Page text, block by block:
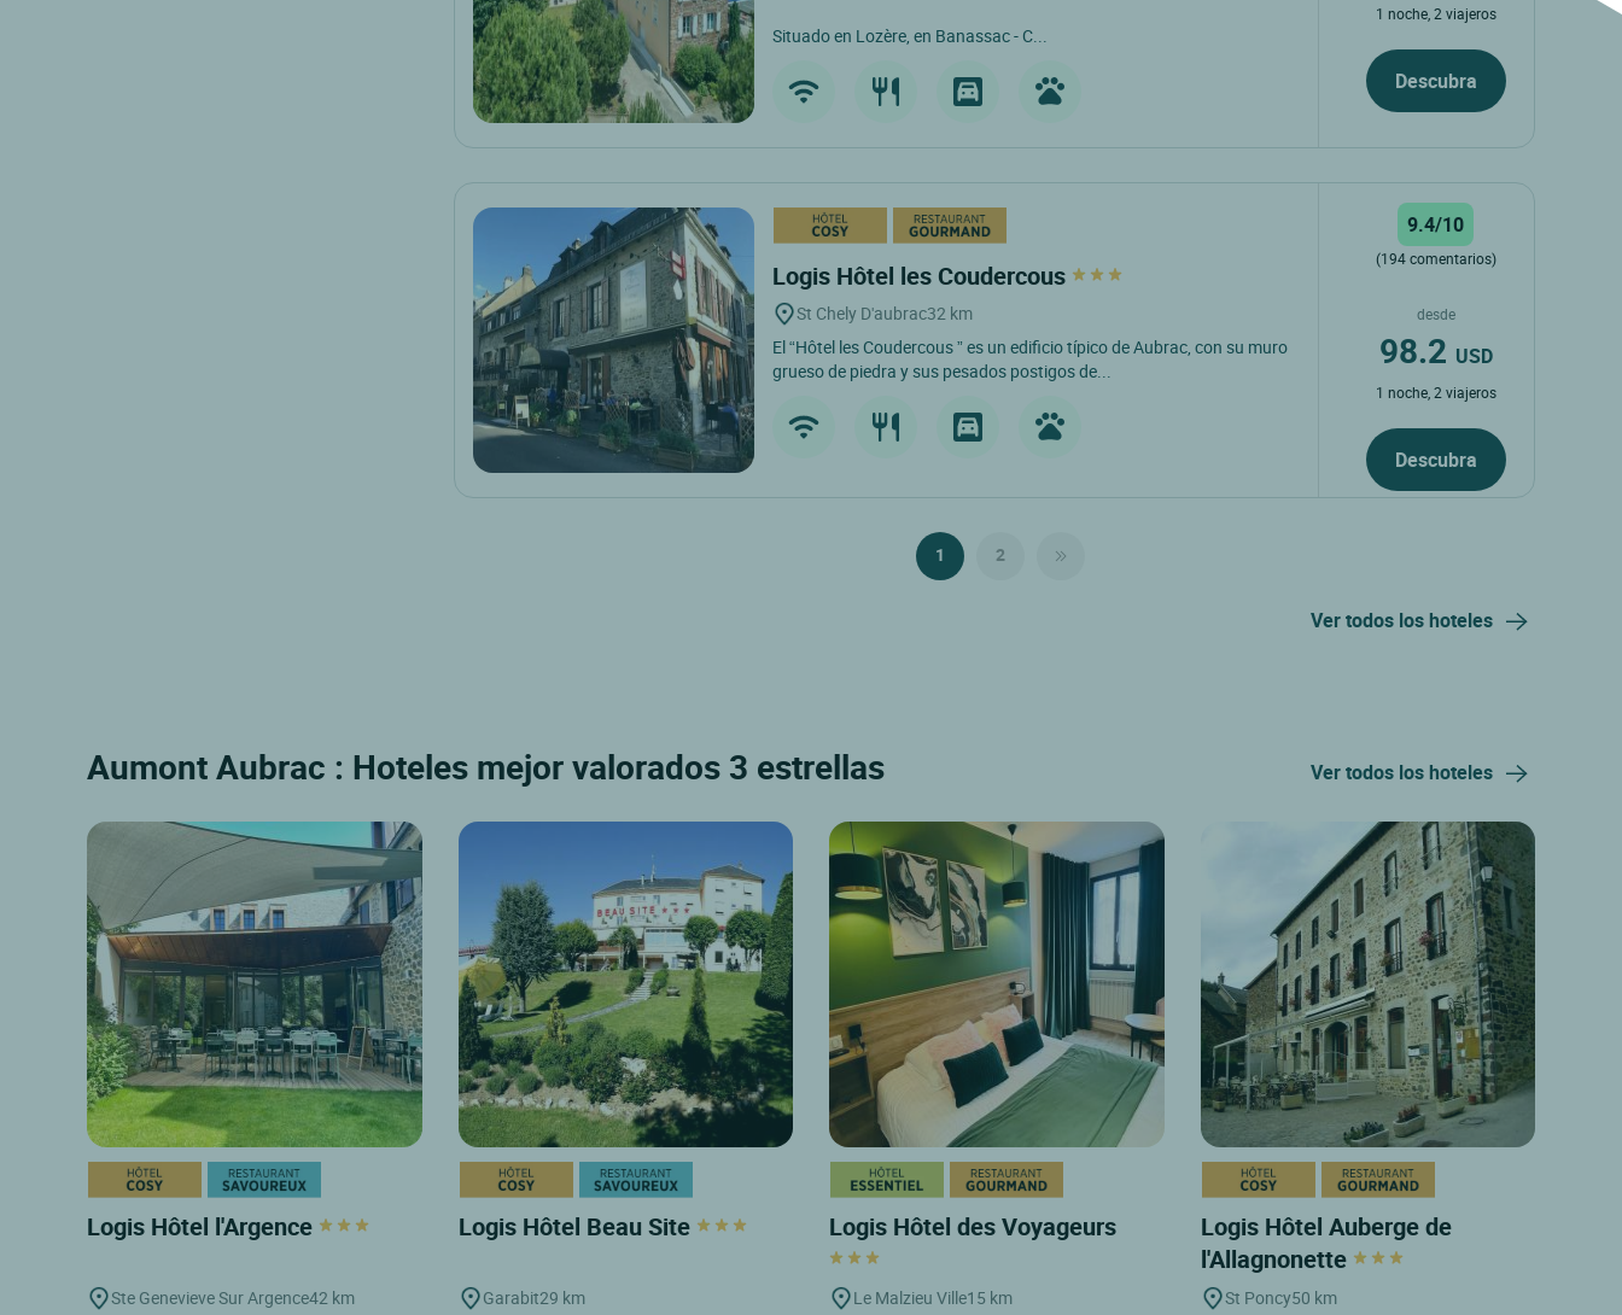
Situado en Lozère, en Banassac - C...
1 noche, 2 viajeros
Descubra
Logis Hôtel les Coudercous
St Chely D'aubrac32 km
El “Hôtel les Coudercous ” es un edificio típico de Aubrac, con su muro
grueso de piedra y sus pesados postigos de...
9.4/10
(194 comentarios)
desde
98.2 USD
1 noche, 2 viajeros
Descubra
1 2
Ver todos los hoteles
Aumont Aubrac : Hoteles mejor valorados 3 estrellas Ver todos los hoteles
Logis Hôtel l'Argence
Ste Genevieve Sur Argence42 km
Logis Hôtel Beau Site
Garabit29 km
Logis Hôtel des Voyageurs
Le Malzieu Ville15 km
Logis Hôtel Auberge de
l'Allagnonette
St Poncy50 km